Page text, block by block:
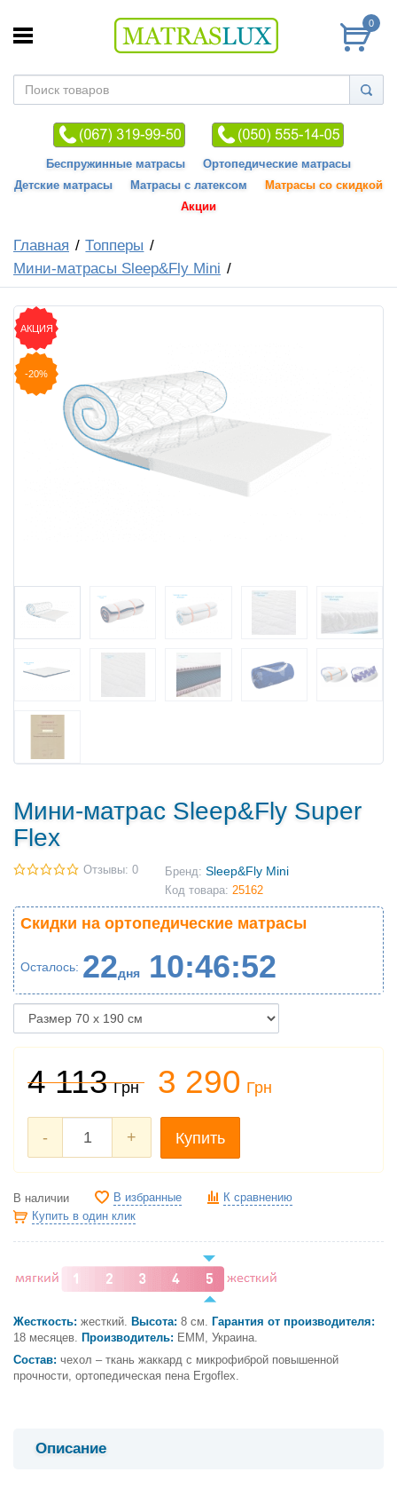
0
Беспружинные матрасы
Ортопедические матрасы
Детские матрасы
Матрасы с латексом
Матрасы со скидкой
Акции
Главная
Топперы
Мини-матрасы Sleep&Fly Mini
АКЦИЯ
-20%
Мини-матрас Sleep&Fly Super
Flex
Отзывы: 0 Бренд: Sleep&Fly Mini
Код товара: 25162
Скидки на ортопедические матрасы
Осталось 22дня 10 46 51
4 113 Грн 3 290 Грн
- + Купить
В наличии В избранные
К сравнению
Купить в один клик
Жесткость: жесткий. Высота: 8 см.
Гарантия от производителя:
18 месяцев.
Производитель: ЕММ, Украина.
Состав: чехол – ткань жаккард с микрофиброй повышенной
прочности, ортопедическая пена Ergoflex.
Описание